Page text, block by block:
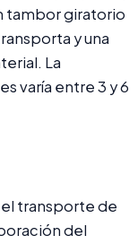
tambor giratorio
y una
La
varía entre 3 y 6
transporte de
del